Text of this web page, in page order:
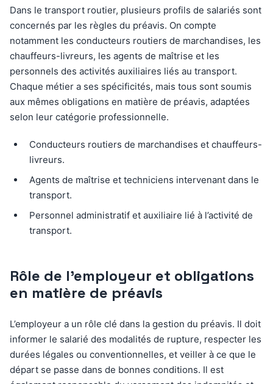
Dans le transport routier, plusieurs profils de salariés sont
concernés par les règles du préavis. On compte
notamment les conducteurs routiers de marchandises, les
chauffeurs-livreurs, les agents de maîtrise et les
personnels des activités auxiliaires liés au transport.
Chaque métier a ses spécificités, mais tous sont soumis
aux mêmes obligations en matière de préavis, adaptées
selon leur catégorie professionnelle.
Conducteurs routiers de marchandises et chauffeurs-
livreurs.
Agents de maîtrise et techniciens intervenant dans le
transport.
Personnel administratif et auxiliaire lié à l’activité de
transport.
Rôle de l’employeur et obligations
en matière de préavis
L’employeur a un rôle clé dans la gestion du préavis. Il doit
informer le salarié des modalités de rupture, respecter les
durées légales ou conventionnelles, et veiller à ce que le
départ se passe dans de bonnes conditions. Il est